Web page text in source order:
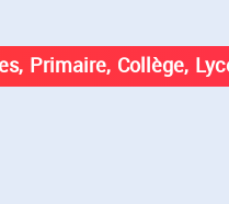
Primaire, Collège,